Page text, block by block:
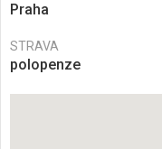
Praha
STRAVA
polopenze